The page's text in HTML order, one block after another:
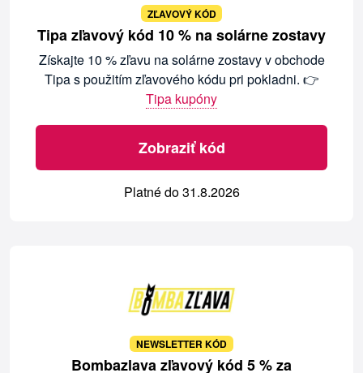
ZĽAVOVÝ KÓD
Tipa zľavový kód 10 % na solárne zostavy
Získajte 10 % zľavu na solárne zostavy v obchode
Tipa s použitím zľavového kódu pri pokladni. 👉
Tipa kupóny
Zobraziť kód
Platné do 31.8.2026
NEWSLETTER KÓD
Bombazlava zľavový kód 5 % za